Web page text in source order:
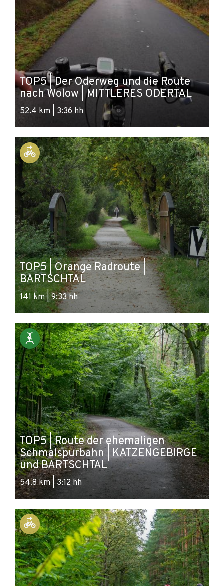
TOP5 | Der Oderweg und die Route
nach Wolow | MITTLERES ODERTAL
52.4 km | 3:36 hh
TOP5 | Orange Radroute |
BARTSCHTAL
141 km | 9:33 hh
TOP5 | Route der ehemaligen
Schmalspurbahn | KATZENGEBIRGE
und BARTSCHTAL
54.8 km | 3:12 hh